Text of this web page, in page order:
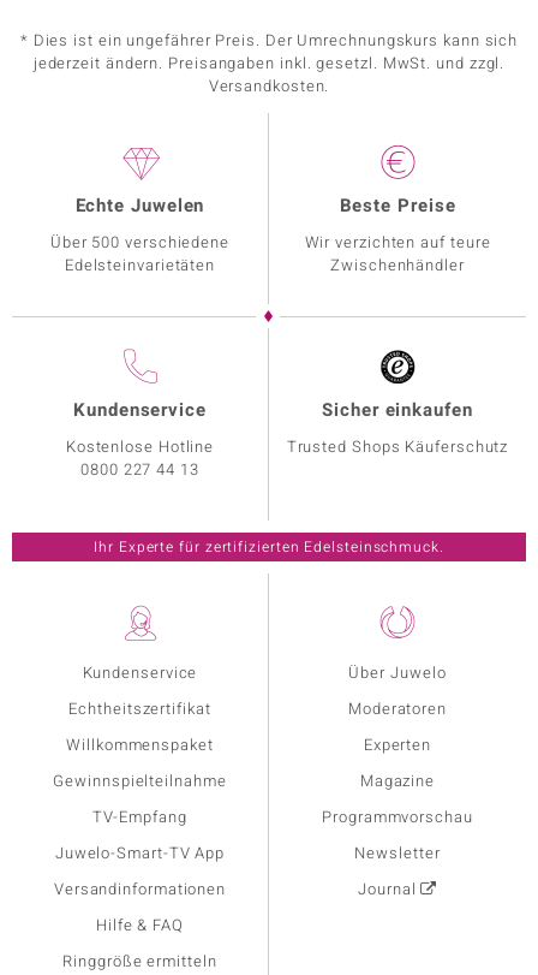
* Dies ist ein ungefährer Preis. Der Umrechnungskurs kann sich
jederzeit ändern. Preisangaben inkl. gesetzl. MwSt. und zzgl.
Versandkosten.
Kundenservice
Echtheitszertifikat
Willkommenspaket
Gewinnspielteilnahme
TV-Empfang
Juwelo-Smart-TV App
Versandinformationen
Hilfe & FAQ
Ringgröße ermitteln
Über Juwelo
Moderatoren
Experten
Magazine
Programmvorschau
Newsletter
Journal
Echte Juwelen
Über 500 verschiedene
Edelsteinvarietäten
Beste Preise
Wir verzichten auf teure
Zwischenhändler
Kundenservice
Kostenlose Hotline
0800 227 44 13
Sicher einkaufen
Trusted Shops Käuferschutz
Ihr Experte für zertifizierten Edelsteinschmuck.